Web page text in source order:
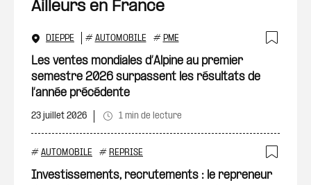
Ailleurs en France
DIEPPE # AUTOMOBILE # PME
Les ventes mondiales d’Alpine au premier
semestre 2026 surpassent les résultats de
l’année précédente
23 juillet 2026 1 min de lecture
# AUTOMOBILE # REPRISE
Investissements, recrutements : le repreneur